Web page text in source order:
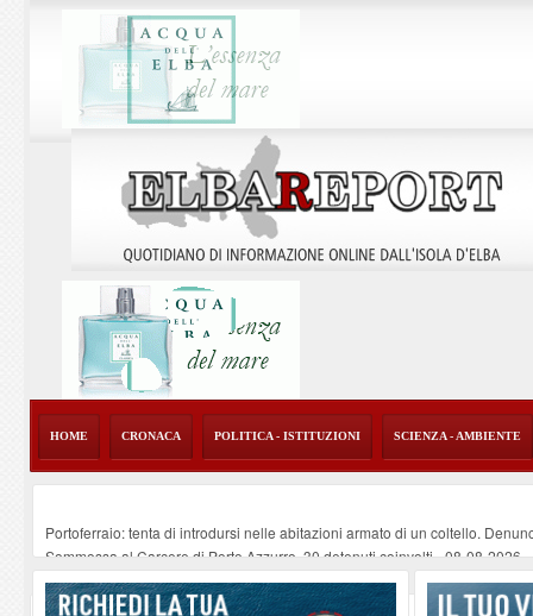
HOME CRONACA POLITICA - ISTITUZIONI SCIENZA - AMBIENTE
Portoferraio: tenta di introdursi nelle abitazioni armato di un coltello.
Sommossa al Carcere di Porto Azzurro, 30 detenuti coinvolti-08-08-2026
“Diamanti all’Inferno nell’infinito” e il teatro come esercizio del dubbio-08-
Mola ripulita dagli scout Agesci della Valsusa e Legambiente
08-08-2026